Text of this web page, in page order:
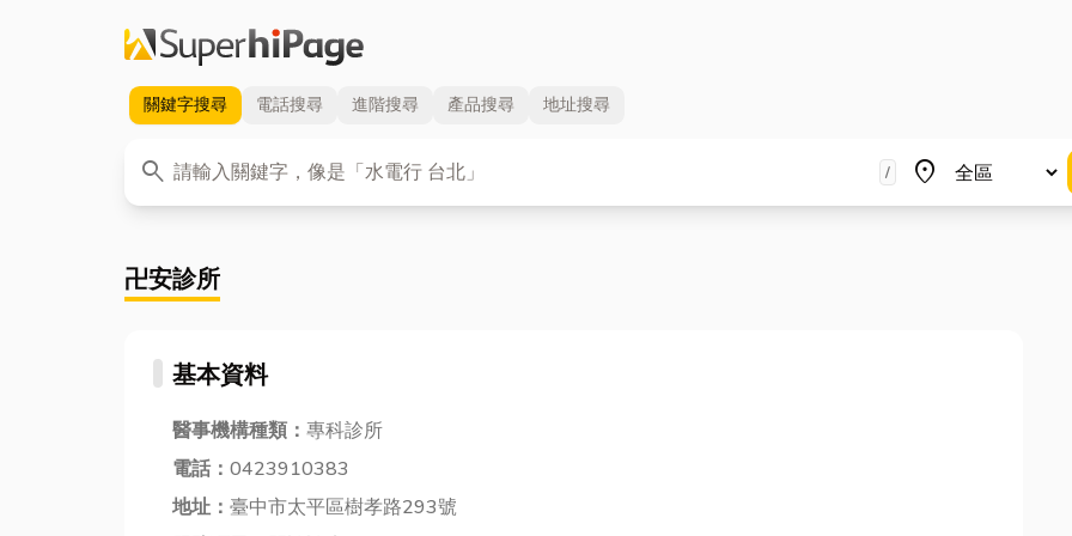
關鍵字搜尋 電話搜尋 進階搜尋 產品搜尋 地址搜尋
search
關鍵字 / place
地區
卍安診所
基本資料
醫事機構種類： 專科診所
電話： 0423910383
地址： 臺中市太平區樹孝路293號